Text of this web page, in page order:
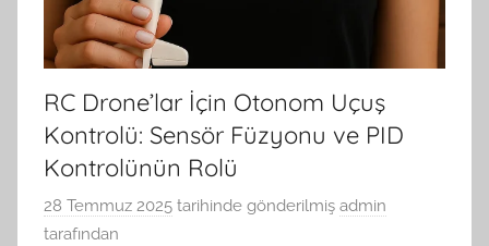
RC Drone’lar İçin Otonom Uçuş
Kontrolü: Sensör Füzyonu ve PID
Kontrolünün Rolü
28 Temmuz 2025 tarihinde gönderilmiş admin
tarafından